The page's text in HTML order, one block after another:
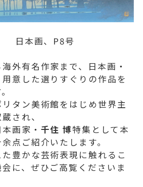
日本画、P8号
外有名作家まで、日本画・
意した選りすぐりの作品を
タン美術館をはじめ世界主
され、
画家・ 千住 博特集として本
点ご紹介いたします。
豊かな芸術表現に触れるこ
に、ぜひご高覧くださいま